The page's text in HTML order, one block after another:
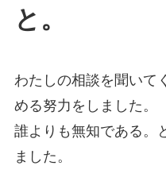
と。
わたしの相談を聞いて
める努力をしました。
誰よりも無知である。
ました。